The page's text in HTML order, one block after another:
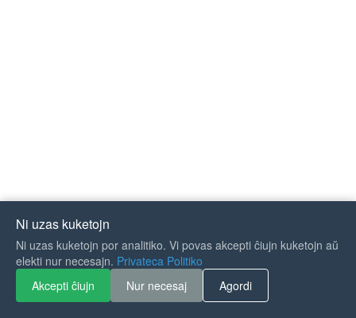
Ni uzas kuketojn
Ni uzas kuketojn por analitiko. Vi povas akcepti ĉiujn kuketojn aŭ
elekti nur necesajn. Privateca Politiko
Akcepti ĉiujn
Nur necesaj Agordi
If you like Guitar Songs, you
can buy me a coffee :)